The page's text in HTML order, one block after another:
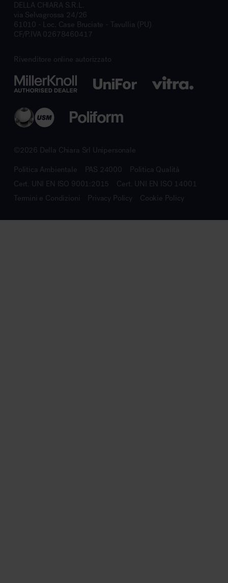
DELLA CHIARA S.R.L.
via Selvagrossa 24/26
61010 - Loc. Case Bruciate - Tavullia (PU)
CF/P.IVA 02678460417
Rivenditore online autorizzato
©2026 Della Chiara Srl Unipersonale
Politica Ambientale PAS 24000
Politica Qualità
Cert. UNI EN ISO 9001:2015
Cert. UNI EN ISO 14001
Termini e Condizioni
Privacy Policy Cookie Policy